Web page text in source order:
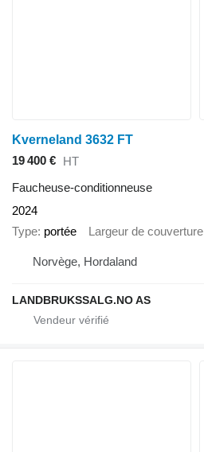
Kverneland 3632 FT
19 400 € HT
Faucheuse-conditionneuse
2024
Type portée Largeur de couverture
Norvège, Hordaland
LANDBRUKSSALG.NO AS